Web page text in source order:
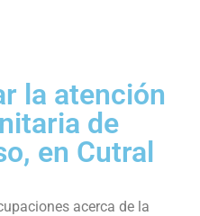
la atención
de
en Cutral
acerca de la